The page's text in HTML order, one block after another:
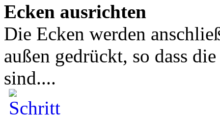
Ecken ausrichten
Die Ecken werden
außen gedrückt, so dass
sind....